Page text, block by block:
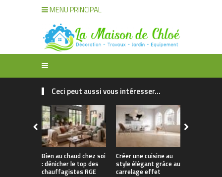
MENU PRINCIPAL
Ceci peut aussi vous intéresser...
Bien au chaud chez soi
: dénicher le top des
chauffagistes RGE
Créer une cuisine au
style élégant grâce au
carrelage effet